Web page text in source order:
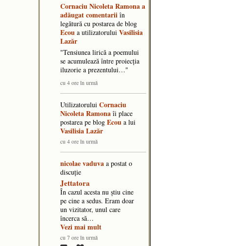
Cornaciu Nicoleta Ramonaa
adăugat comentarii în
legătură cu postarea de blog
Ecou a utilizatorului Vasilisia
Lazăr
"​Tensiunea lirică a poemului
se acumulează între proiecția
iluzorie a prezentului…"
cu 4 ore în urmă
Utilizatorului Cornaciu
Nicoleta Ramona îi place
postarea pe blog Ecou a lui
Vasilisia Lazăr
cu 4 ore în urmă
nicolae vaduva a postat o
discuţie
Jettatora
În cazul acesta nu știu cine
pe cine a sedus. Eram doar
un vizitator, unul care
încerca să…
Vezi mai mult
cu 7 ore în urmă